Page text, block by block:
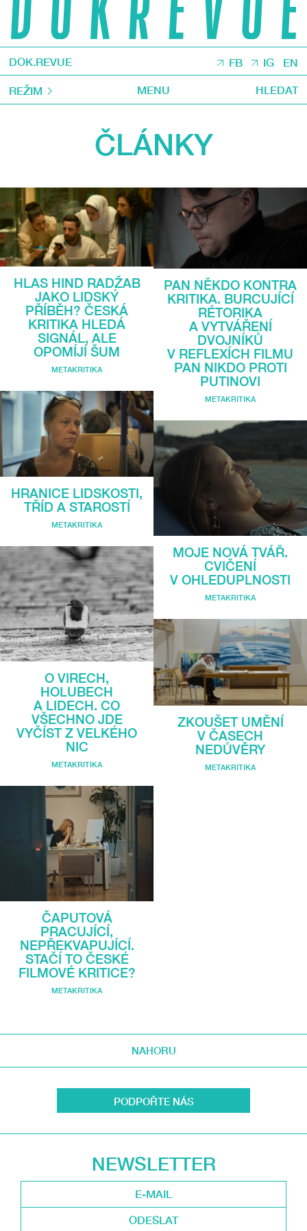
DOK.REVUE FB IG EN
REŽIM MENU HLEDAT
ČLÁNKY
HLAS HIND RADŽAB
JAKO LIDSKÝ
PŘÍBĚH? ČESKÁ
KRITIKA HLEDÁ
SIGNÁL, ALE
OPOMÍJÍ ŠUM
METAKRITIKA
HRANICE LIDSKOSTI,
TŘÍD A STAROSTÍ
METAKRITIKA
O VIRECH,
HOLUBECH
A LIDECH. CO
VŠECHNO JDE
VYČÍST Z VELKÉHO
NIC
METAKRITIKA
ČAPUTOVÁ
PRACUJÍCÍ,
NEPŘEKVAPUJÍCÍ.
STAČÍ TO ČESKÉ
FILMOVÉ KRITICE?
METAKRITIKA
PAN NĚKDO KONTRA
KRITIKA. BURCUJÍCÍ
RÉTORIKA
A VYTVÁŘENÍ
DVOJNÍKŮ
V REFLEXÍCH FILMU
PAN NIKDO PROTI
PUTINOVI
METAKRITIKA
MOJE NOVÁ TVÁŘ.
CVIČENÍ
V OHLEDUPLNOSTI
METAKRITIKA
ZKOUŠET UMĚNÍ
V ČASECH
NEDŮVĚRY
METAKRITIKA
NAHORU
PODPOŘTE NÁS
NEWSLETTER
ODESLAT